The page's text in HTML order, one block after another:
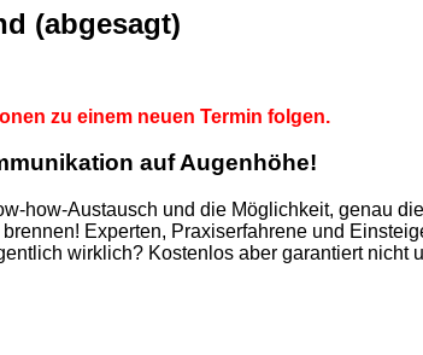
(abgesagt)
zu einem neuen Termin folgen.
auf Augenhöhe!
how-Austausch und die Möglichkeit, genau
Experten, Praxiserfahrene und
wirklich? Kostenlos aber garantiert